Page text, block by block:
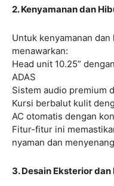
2. Kenyamanan dan
Untuk kenyamanan
menawarkan:
Head unit 10.25”
ADAS
Sistem audio premium
Kursi berbalut kulit
AC otomatis dengan
Fitur-fitur ini
nyaman dan
3. Desain Eksterior